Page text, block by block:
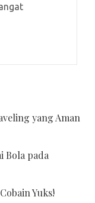
yang Aman
Bola pada
Yuks!